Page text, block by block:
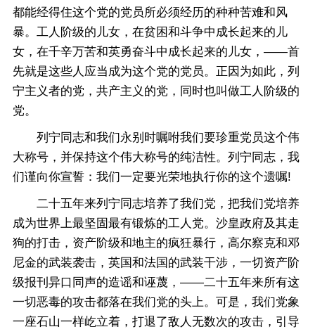
都能经得住这个党的党员所必须经历的种种苦难和风
暴。工人阶级的儿女，在贫困和斗争中成长起来的儿
女，在千辛万苦和英勇奋斗中成长起来的儿女，——首
先就是这些人应当成为这个党的党员。正因为如此，列
宁主义者的党，共产主义的党，同时也叫做工人阶级的
党。
列宁同志和我们永别时嘱咐我们要珍重党员这个伟
大称号，并保持这个伟大称号的纯洁性。列宁同志，我
们谨向你宣誓：我们一定要光荣地执行你的这个遗嘱!
二十五年来列宁同志培养了我们党，把我们党培养
成为世界上最坚固最有锻炼的工人党。沙皇政府及其走
狗的打击，资产阶级和地主的疯狂暴行，高尔察克和邓
尼金的武装袭击，英国和法国的武装干涉，一切资产阶
级报刊异口同声的造谣和诬蔑，——二十五年来所有这
一切恶毒的攻击都落在我们党的头上。可是，我们党象
一座石山一样屹立着，打退了敌人无数次的攻击，引导